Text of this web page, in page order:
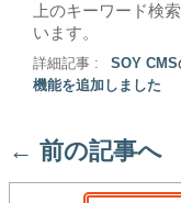
上のキーワード検
います。
詳細記事 :
SOY CMS
機能を追加しました
← 前の記事へ